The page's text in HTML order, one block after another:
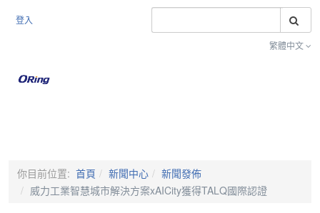
登入
繁體中文
你目前位置: 首頁 新聞中心
新聞發佈
威力工業智慧城市解決方案xAICity獲得TALQ國際認證